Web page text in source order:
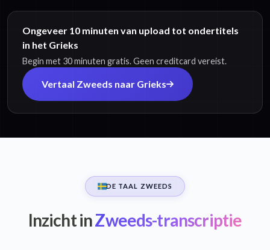
Ongeveer 10 minuten van upload tot ondertitels
in het Grieks
Begin met 30 minuten gratis. Geen creditcard vereist.
Vertaal Zweeds naar Grieks
DE TAAL ZWEEDS
Inzicht inZweeds-transcriptie